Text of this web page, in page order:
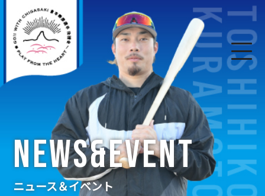
NEWS&EVENT
ニュース＆イベント